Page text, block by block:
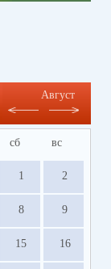
Август
сб вс
1 2
8 9
15 16